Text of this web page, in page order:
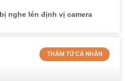
nghe lén định vị camera
THÁM TỬ CÁ NHÂN